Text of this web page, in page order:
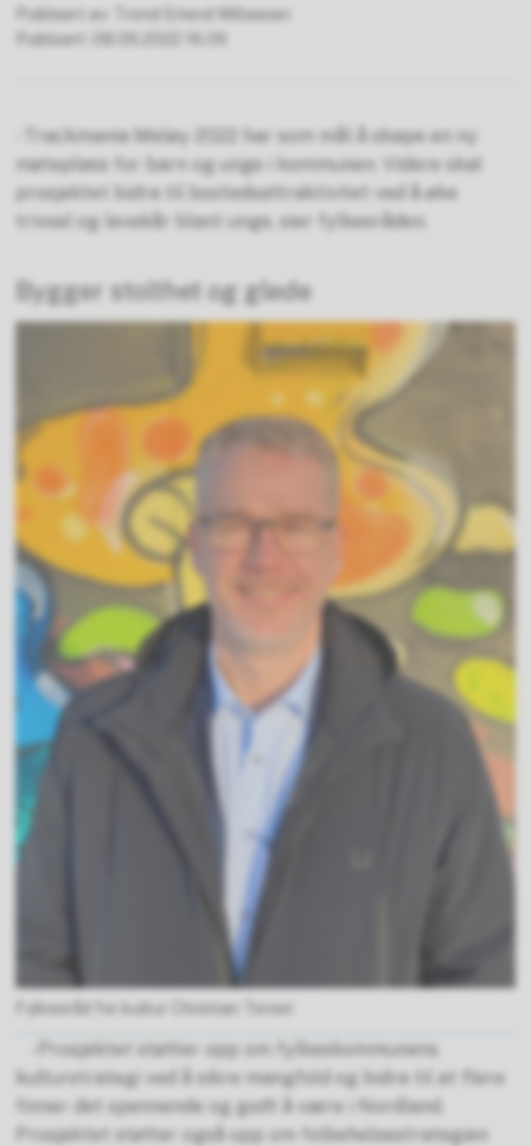
Publisert av
Trond Erlend Willassen
Publisert
- Trackmania Meløy 2022 har som mål å skape en ny
møteplass for barn og unge i kommunen. Videre skal
prosjektet bidra til bostedsattraktivitet ved å øke
trivsel og levekår blant unge, sier fylkesråden.
Bygger stolthet og glede
Fylkesråd for kultur Christian Torset
- Prosjektet støtter opp om fylkeskommunens
kulturstrategi ved å sikre mangfold og bidra til at flere
finner det spennende og godt å være i Nordland.
Prosjektet støtter også opp om folkehelsestrategien